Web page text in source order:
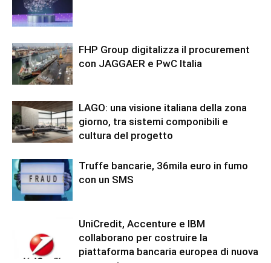
FHP Group digitalizza il procurement
con JAGGAER e PwC Italia
LAGO: una visione italiana della zona
giorno, tra sistemi componibili e
cultura del progetto
Truffe bancarie, 36mila euro in fumo
con un SMS
UniCredit, Accenture e IBM
collaborano per costruire la
piattaforma bancaria europea di nuova